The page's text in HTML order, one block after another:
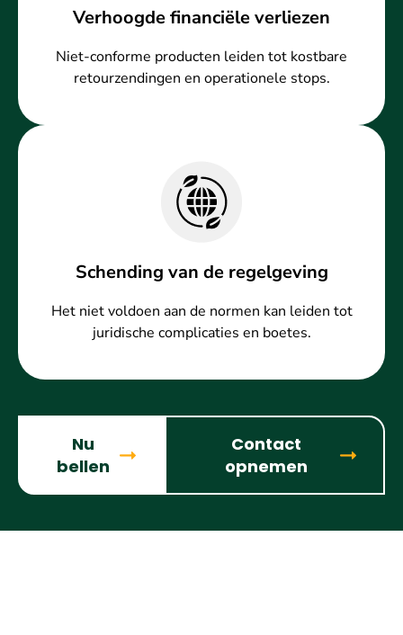
Verhoogde financiële verliezen
Niet-conforme producten leiden tot kostbare
retourzendingen en operationele stops.
Schending van de regelgeving
Het niet voldoen aan de normen kan leiden tot
juridische complicaties en boetes.
Nu
bellen
Contact
opnemen